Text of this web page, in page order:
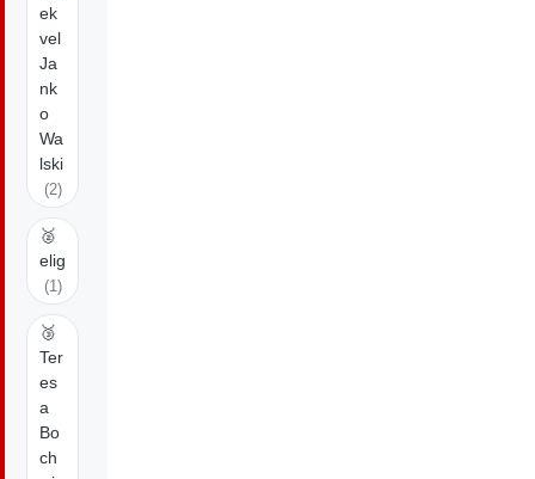
ek
vel
Ja
nk
o
Wa
lski
(2)
🥈
elig
(1)
🥉
Ter
es
a
Bo
ch